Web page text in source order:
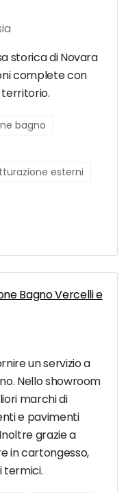
storica di Novara
complete con
territorio.
bagno
esterni
Bagno Vercelli e
un servizio a
Nello showroom
marchi di
e pavimenti
grazie a
in cartongesso,
termici.